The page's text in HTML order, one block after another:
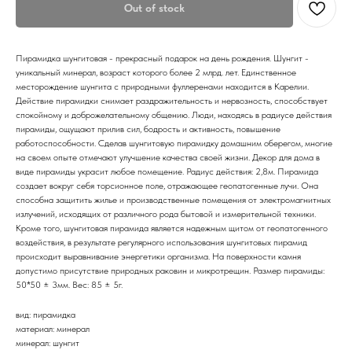
Out of stock
Пирамидка шунгитовая - прекрасный подарок на день рождения. Шунгит -
уникальный минерал, возраст которого более 2 млрд. лет. Единственное
месторождение шунгита с природными фуллеренами находится в Карелии.
Действие пирамидки снимает раздражительность и нервозность, способствует
спокойному и доброжелательному общению. Люди, находясь в радиусе действия
пирамиды, ощущают прилив сил, бодрость и активность, повышение
работоспособности. Сделав шунгитовую пирамидку домашним оберегом, многие
на своем опыте отмечают улучшение качества своей жизни. Декор для дома в
виде пирамиды украсит любое помещение. Радиус действия: 2,8м. Пирамида
создает вокруг себя торсионное поле, отражающее геопатогенные лучи. Она
способна защитить жилье и производственные помещения от электромагнитных
излучений, исходящих от различного рода бытовой и измерительной техники.
Кроме того, шунгитовая пирамида является надежным щитом от геопатогенного
воздействия, в результате регулярного использования шунгитовых пирамид
происходит выравнивание энергетики организма. На поверхности камня
допустимо присутствие природных раковин и микротрещин. Размер пирамиды:
50*50 ± 3мм. Вес: 85 ± 5г.
вид: пирамидка
материал: минерал
минерал: шунгит